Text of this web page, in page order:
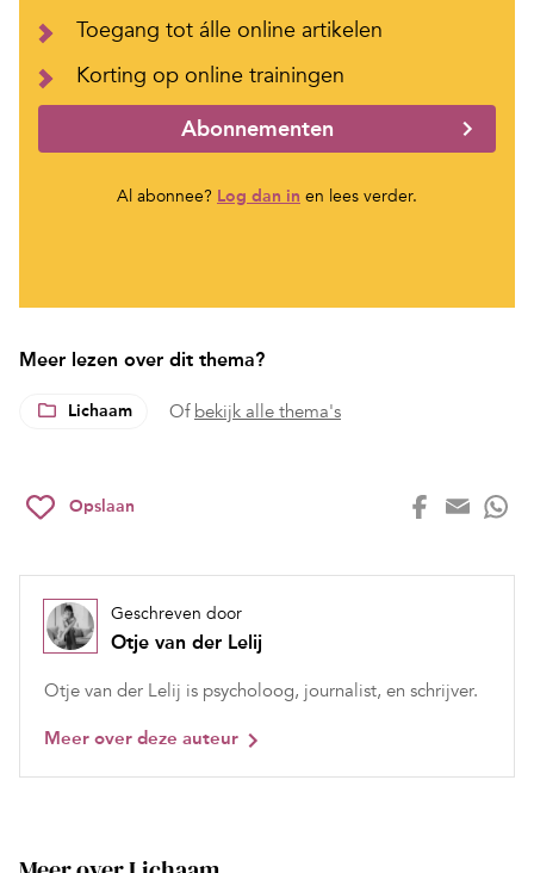
Toegang tot álle online artikelen
Korting op online trainingen
Abonnementen
Al abonnee? Log dan in en lees verder.
Meer lezen over dit thema?
Lichaam Of bekijk alle thema's
Opslaan
Geschreven door
Otje van der Lelij
Otje van der Lelij is psycholoog, journalist, en schrijver.
Meer over deze auteur